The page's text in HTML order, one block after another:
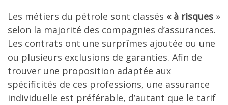
Les métiers du pétrole sont classés « à risques »
selon la majorité des compagnies d’assurances.
Les contrats ont une surprîmes ajoutée ou une
ou plusieurs exclusions de garanties. Afin de
trouver une proposition adaptée aux
spécificités de ces professions, une assurance
individuelle est préférable, d’autant que le tarif